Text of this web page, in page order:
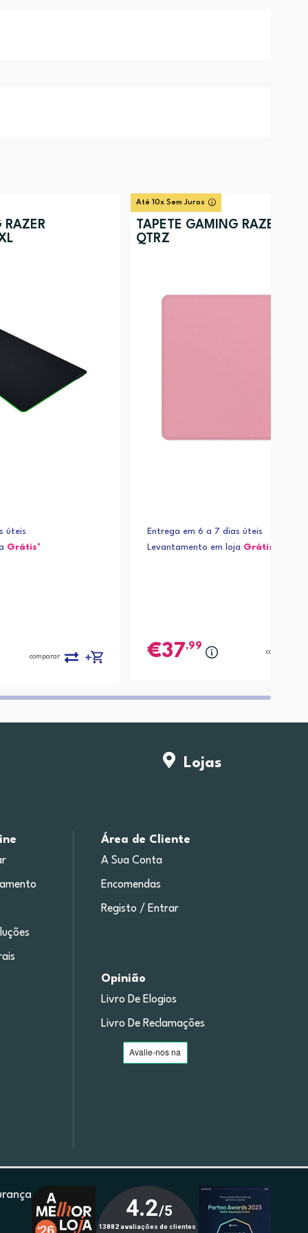
RAZER
úteis
Grátis*
comparar
Até 10x Sem Juros
TAPETE GAMING RAZER
QTRZ
Entrega em 6 a 7 dias úteis
Levantamento em loja Grátis*
37,99
comparar
Lojas
Área de Cliente
A Sua Conta
Encomendas
Registo / Entrar
Opinião
Livro De Elogios
Livro De Reclamações